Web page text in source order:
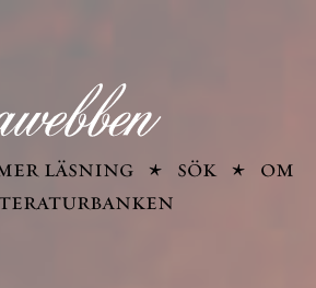
läsning sök
om